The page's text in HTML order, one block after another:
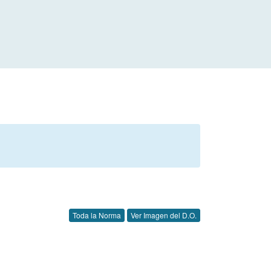
Toda la Norma Ver Imagen del D.O.